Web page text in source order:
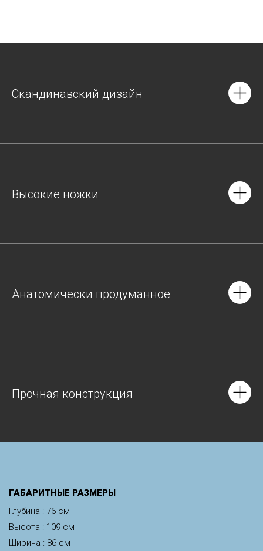
Скандинавский дизайн
Высокие ножки
Анатомически продуманное
Прочная конструкция
ГАБАРИТНЫЕ РАЗМЕРЫ
Глубина : 76 см
Высота : 109 см
Ширина : 86 см